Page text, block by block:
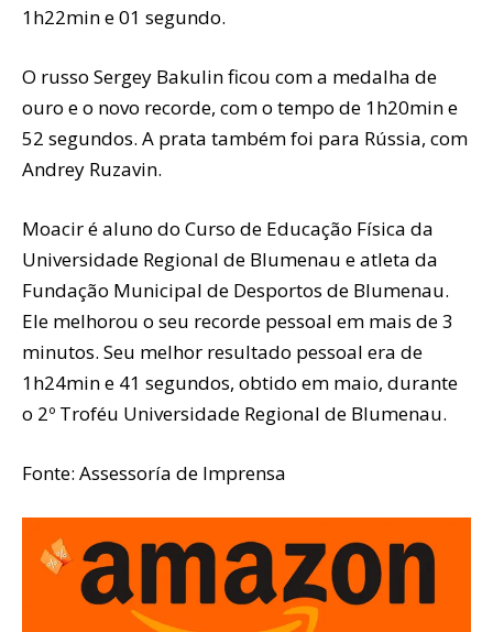
1h22min e 01 segundo.
O russo Sergey Bakulin ficou com a medalha de
ouro e o novo recorde, com o tempo de 1h20min e
52 segundos. A prata também foi para Rússia, com
Andrey Ruzavin.
Moacir é aluno do Curso de Educação Física da
Universidade Regional de Blumenau e atleta da
Fundação Municipal de Desportos de Blumenau.
Ele melhorou o seu recorde pessoal em mais de 3
minutos. Seu melhor resultado pessoal era de
1h24min e 41 segundos, obtido em maio, durante
o 2º Troféu Universidade Regional de Blumenau.
Fonte: Assessoría de Imprensa